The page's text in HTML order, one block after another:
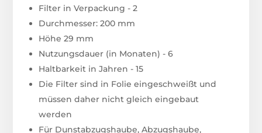
Filter in Verpackung - 2
Durchmesser: 200 mm
Höhe 29 mm
Nutzungsdauer (in Monaten) - 6
Haltbarkeit in Jahren - 15
Die Filter sind in Folie eingeschweißt und
müssen daher nicht gleich eingebaut
werden
Für Dunstabzugshaube, Abzugshaube,